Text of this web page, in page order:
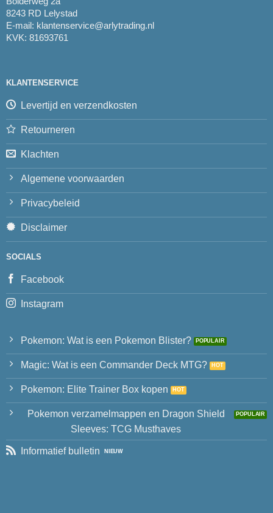
8243 RD Lelystad
E-mail: klantenservice@arlytrading.nl
KVK: 81693761
KLANTENSERVICE
Levertijd en verzendkosten
Retourneren
Klachten
Algemene voorwaarden
Privacybeleid
Disclaimer
SOCIALS
Facebook
Instagram
Pokemon: Wat is een Pokemon Blister?
Magic: Wat is een Commander Deck MTG?
Pokemon: Elite Trainer Box kopen
Pokemon verzamelmappen en Dragon Shield
Sleeves: TCG Musthaves
Informatief bulletin